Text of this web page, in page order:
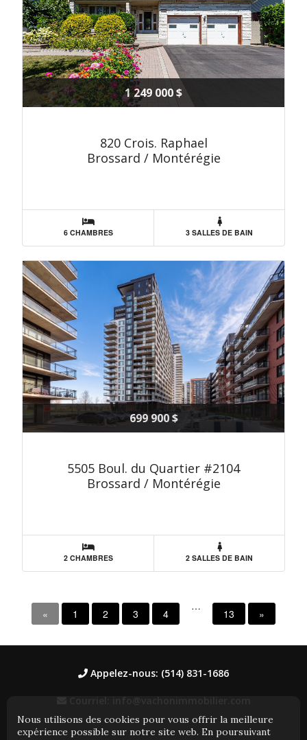
1 249 000 $
820 Crois. Raphael
Brossard / Montérégie
6 CHAMBRES 3 SALLES DE BAIN
699 900 $
5505 Boul. du Quartier #2104
Brossard / Montérégie
2 CHAMBRES 2 SALLES DE BAIN
« 1 2 3 4
…
13 »
Appelez-nous: (514) 831-1686
Courriel: info@vachonimmobilier.com
Nous utilisons des cookies pour vous offrir la meilleure
expérience possible sur notre site web. En poursuivant